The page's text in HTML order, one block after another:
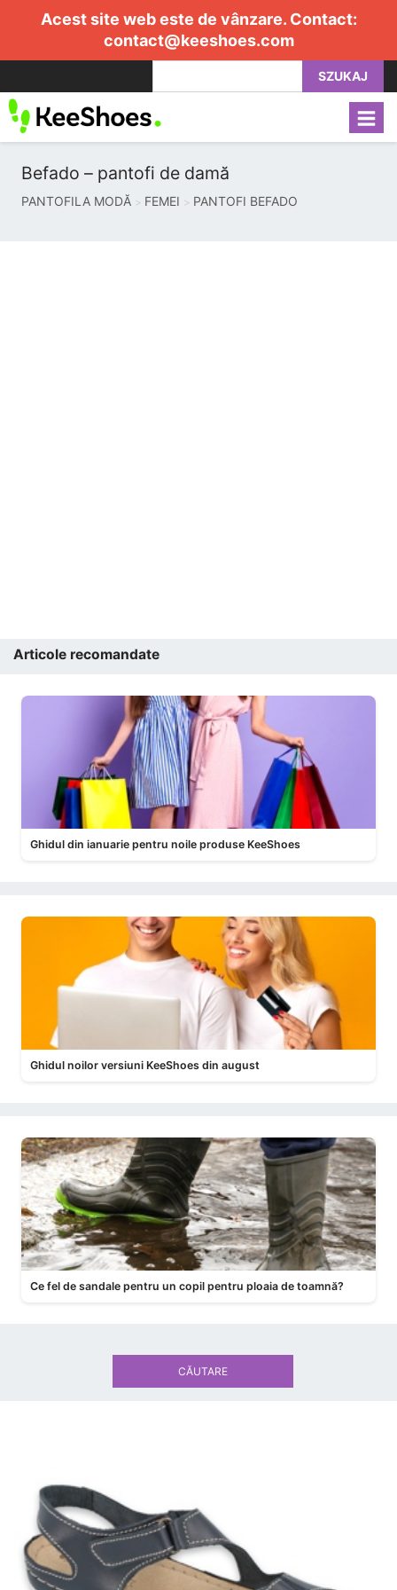
Acest site web este de vânzare. Contact:
contact@keeshoes.com
SZUKAJ
Befado – pantofi de damă
PANTOFILA MODĂ FEMEI PANTOFI BEFADO
Articole recomandate
Ghidul din ianuarie pentru noile produse KeeShoes
Ghidul noilor versiuni KeeShoes din august
Ce fel de sandale pentru un copil pentru ploaia de toamnă?
CĂUTARE